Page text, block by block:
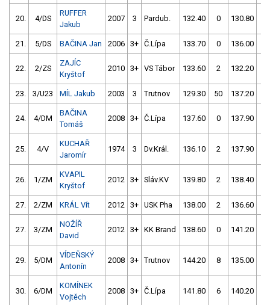
20. 4/DS
RUFFER
Jakub
2007 3 Pardub. 132.40 0 130.80
21. 5/DS BAČINA Jan 2006 3+ Č.Lípa 133.70 0 136.00
22. 2/ZS
ZAJÍC
Kryštof
2010 3+ VS Tábor 133.60 2 132.20
23. 3/U23 MÍL Jakub 2003 3 Trutnov 129.30 50 137.20
24. 4/DM
BAČINA
Tomáš
2008 3+ Č.Lípa 137.60 0 137.90
25. 4/V
KUCHAŘ
Jaromír
1974 3 Dv.Král. 136.10 2 137.90
26. 1/ZM
KVAPIL
Kryštof
2012 3+ Sláv.KV 139.80 2 138.40
27. 2/ZM KRÁL Vít 2012 3+ USK Pha 138.00 2 136.60
27. 3/ZM
NOŽÍŘ
David
2012 3+ KK Brand 138.60 0 141.20
29. 5/DM
VÍDEŇSKÝ
Antonín
2008 3+ Trutnov 144.20 8 135.00
30. 6/DM
KOMÍNEK
Vojtěch
2008 3+ Č.Lípa 141.80 6 140.20